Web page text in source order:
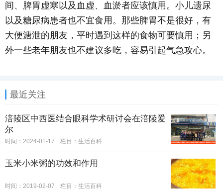
间、脾胃虚寒以及血虚、血淤者应该慎用。小儿遗尿
以及糖尿病患者也不宜食用。那些脾胃不是很好，有
大便溏泄的朋友，平时遇到这样的食物可要慎用；另
外一些老年朋友也不建议多吃，容易引起气急攻心。
最近关注
涪陵区中西医结合眼科学术研讨会在涪陵爱
尔
时间：2024-01-17 栏目： 生活百科
玉米小米粥的功效和作用
时间：2019-02-07 栏目： 生活百科